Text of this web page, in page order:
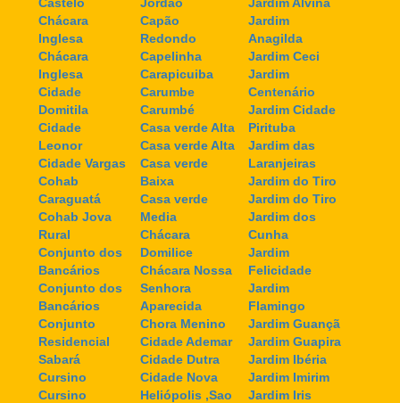
Chácara
Inglesa
Chácara
Inglesa
Cidade
Domitila
Cidade
Leonor
Cidade Vargas
Cohab
Caraguatá
Cohab Jova
Rural
Conjunto dos
Bancários
Conjunto dos
Bancários
Conjunto
Residencial
Sabará
Cursino
Cursino
Capão
Redondo
Capelinha
Carapicuiba
Carumbe
Carumbé
Casa verde Alta
Casa verde Alta
Casa verde
Baixa
Casa verde
Media
Chácara
Domilice
Chácara Nossa
Senhora
Aparecida
Chora Menino
Cidade Ademar
Cidade Dutra
Cidade Nova
Heliópolis ,Sao
Jardim
Anagilda
Jardim Ceci
Jardim
Centenário
Jardim Cidade
Pirituba
Jardim das
Laranjeiras
Jardim do Tiro
Jardim do Tiro
Jardim dos
Cunha
Jardim
Felicidade
Jardim
Flamingo
Jardim Guançã
Jardim Guapira
Jardim Ibéria
Jardim Imirim
Jardim Iris